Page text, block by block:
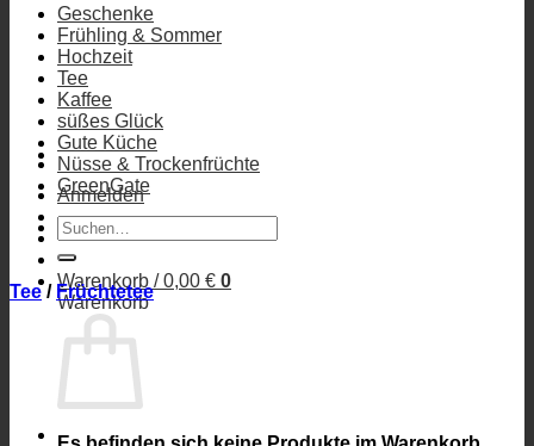
Anmelden
Warenkorb /0,00 € 0
Warenkorb
Geschenke
Frühling & Sommer
Hochzeit
Tee
Kaffee
süßes Glück
Gute Küche
Nüsse & Trockenfrüchte
GreenGate
Suchen
nach:
Tee / Früchtetee